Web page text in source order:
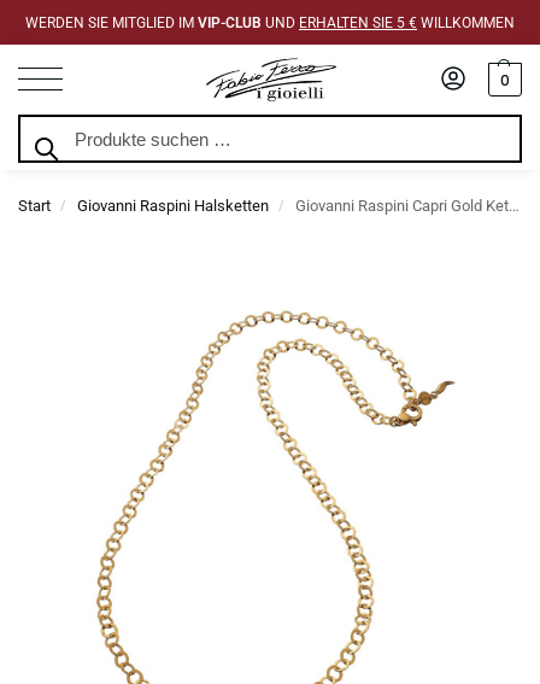
WERDEN SIE MITGLIED IM VIP-CLUB UND ERHALTEN SIE 5 € WILLKOMMEN
0
Start / Giovanni Raspini Halsketten / Giovanni Raspini Capri Gold Kette Halskette